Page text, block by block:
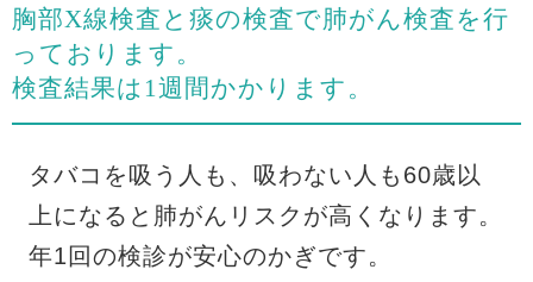
胸部X線検査と痰の検査で肺がん検査を行
っております。
検査結果は1週間かかります。
タバコを吸う人も、吸わない人も60歳以
上になると肺がんリスクが高くなります。
年1回の検診が安心のかぎです。